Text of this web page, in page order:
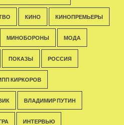
КИНО КИНОПРЕМЬЕРЫ
МИНОБОРОНЫ МОДА
ПОКАЗЫ РОССИЯ
КИРКОРОВ
ВЛАДИМИР ПУТИН
ИНТЕРВЬЮ